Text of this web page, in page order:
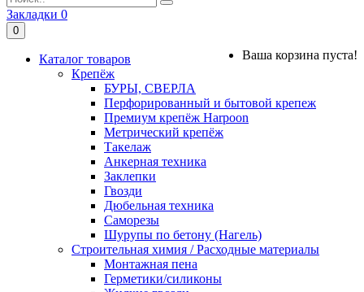
Закладки 0
0
Ваша корзина пуста!
Каталог товаров
Крепёж
БУРЫ, СВЕРЛА
Перфорированный и бытовой крепеж
Премиум крепёж Harpoon
Метрический крепёж
Такелаж
Анкерная техника
Заклепки
Гвозди
Дюбельная техника
Саморезы
Шурупы по бетону (Нагель)
Строительная химия / Расходные материалы
Монтажная пена
Герметики/силиконы